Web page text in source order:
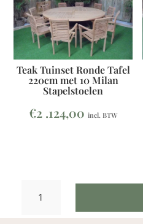
Teak Tuinset Ronde Tafel
220cm met 10 Milan
Stapelstoelen
€2 .124,00 incl. BTW
Tuinset